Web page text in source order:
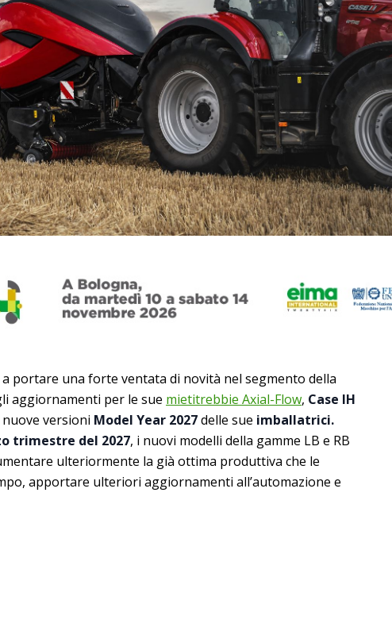
a portare una forte ventata di novità nel segmento della
aggiornamenti per le sue mietitrebbie Axial-Flow, Case IH
versioni Model Year 2027delle sue imballatrici.
trimestre del 2027, i nuovi modelli della gamme LB e RB
ulteriormente la già ottima produttiva che le
apportare ulteriori aggiornamenti all’automazione e